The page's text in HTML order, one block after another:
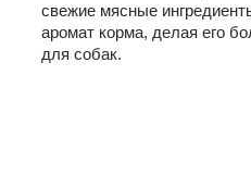
свежие мясные
аромат корма, делая его
для собак.